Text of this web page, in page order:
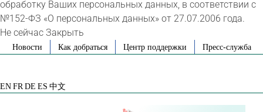
обработку Ваших персональных данных, в соответствии с
№152-ФЗ «О персональных данных» от 27.07.2006 года.
Не сейчас Закрыть
SkipНовости Как добраться Центр поддержки Пресс-служба
EN FR DE ES 中文